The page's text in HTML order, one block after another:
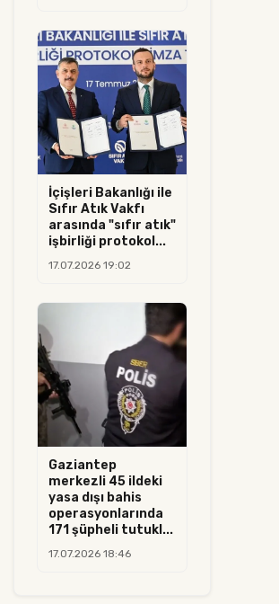
İçişleri Bakanlığı ile
Sıfır Atık Vakfı
arasında "sıfır atık"
işbirliği protokol...
17.07.2026 19:02
Gaziantep
merkezli 45 ildeki
yasa dışı bahis
operasyonlarında
171 şüpheli tutukl...
17.07.2026 18:46